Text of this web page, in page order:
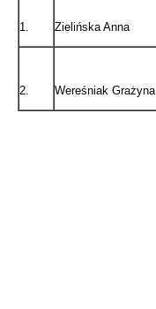
1. Zielińska Anna
2. Wereśniak Grażyna